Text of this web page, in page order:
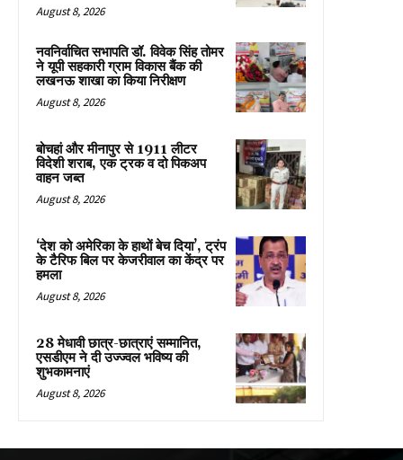
August 8, 2026
नवनिर्वाचित सभापति डॉ. विवेक सिंह तोमर
ने यूपी सहकारी ग्राम विकास बैंक की
लखनऊ शाखा का किया निरीक्षण
August 8, 2026
बोचहां और मीनापुर से 1911 लीटर
विदेशी शराब, एक ट्रक व दो पिकअप
वाहन जब्त
August 8, 2026
‘देश को अमेरिका के हाथों बेच दिया’, ट्रंप
के टैरिफ बिल पर केजरीवाल का केंद्र पर
हमला
August 8, 2026
28 मेधावी छात्र-छात्राएं सम्मानित,
एसडीएम ने दी उज्ज्वल भविष्य की
शुभकामनाएं
August 8, 2026